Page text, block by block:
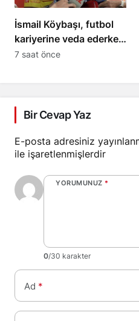
İsmail Köybaşı, futbol
kariyerine veda ederken
teşekkür etti
7 saat önce
Bir Cevap Yaz
E-posta adresiniz
ile işaretlenmişlerdir
YORUMUNUZ *
0/30 karakter
Ad *